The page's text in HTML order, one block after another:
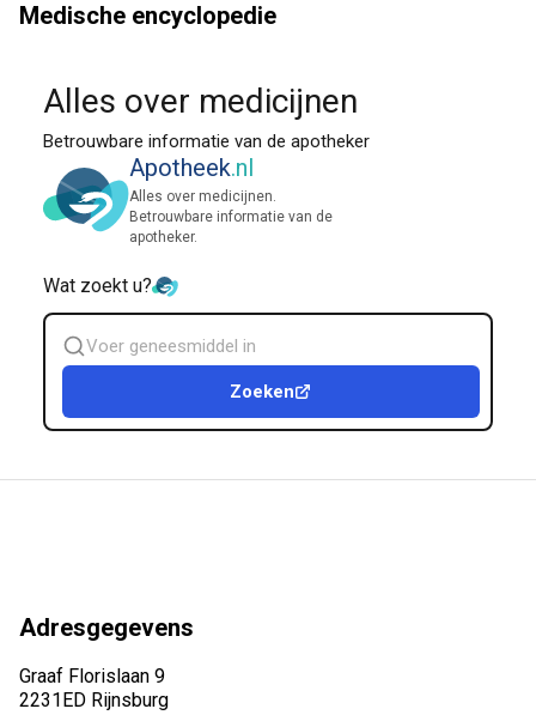
Medische encyclopedie
Alles over medicijnen
Betrouwbare informatie van de apotheker
Apotheek.nl
Alles over medicijnen.
Betrouwbare informatie van de
apotheker.
Wat zoekt u?
Zoek
geneesmiddel
Zoeken
Adresgegevens
Graaf Florislaan 9
2231ED Rijnsburg